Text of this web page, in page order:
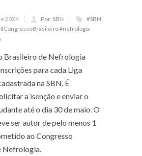
2024 Por: SBN
#SBN
#nefrologia
Brasileiro de Nefrologia
para cada Liga
na SBN. É
a isenção e enviar o
até o dia 30 de maio. O
ser autor de pelo menos 1
ao Congresso
Nefrologia.